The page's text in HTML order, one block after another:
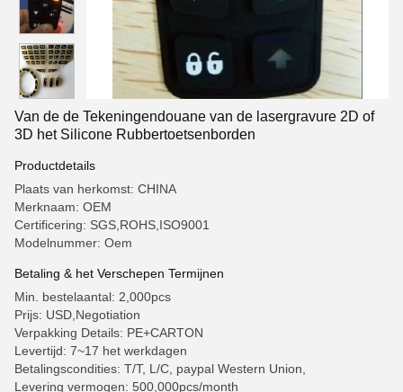
Van de de Tekeningendouane van de lasergravure 2D of
3D het Silicone Rubbertoetsenborden
Productdetails
Plaats van herkomst: CHINA
Merknaam: OEM
Certificering: SGS,ROHS,ISO9001
Modelnummer: Oem
Betaling & het Verschepen Termijnen
Min. bestelaantal: 2,000pcs
Prijs: USD,Negotiation
Verpakking Details: PE+CARTON
Levertijd: 7~17 het werkdagen
Betalingscondities: T/T, L/C, paypal Western Union,
Levering vermogen: 500,000pcs/month